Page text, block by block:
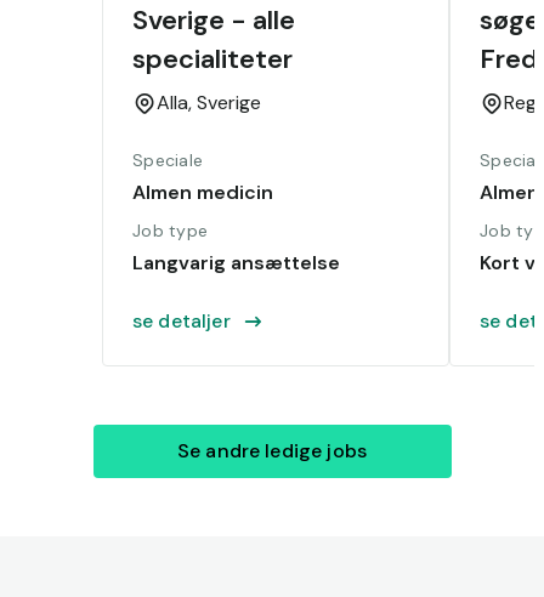
Sverige - alle
specialiteter
Alla,Sverige
Speciale
Almen medicin
Job type
Langvarig ansættelse
se detaljer
Job
Kort
se
Se andre ledige jobs